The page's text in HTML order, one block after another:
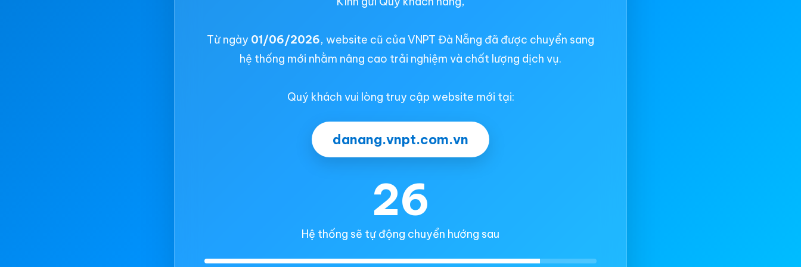
Từ ngày 01/06/2026, website cũ của VNPT Đà Nẵng đã được chuyển sang
hệ thống mới nhằm nâng cao trải nghiệm và chất lượng dịch vụ.
Quý khách vui lòng truy cập website mới tại:
danang.vnpt.com.vn
26
Hệ thống sẽ tự động chuyển hướng sau